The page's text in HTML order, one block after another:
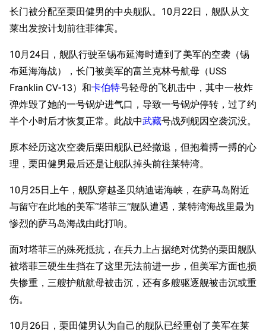
长门被分配至栗田健男的中央舰队。10月22日，舰队从文
莱出发按计划前往菲律宾。
10月24日，舰队行驶至锡布延海时遭到了美军的空袭（锡
布延海海战），长门被美军的富兰克林号航母（USS
Franklin CV-13）和卡伯特号轻母的飞机击中，其中一枚炸
弹炸毁了她的一号锅炉进气口，导致一号锅炉停转，过了约
半个小时后才恢复正常。此战中武藏号战列舰因空袭沉没。
原本经历这次空袭后栗田舰队已经撤退，但抱着搏一搏的心
理，栗田健男最后还是让舰队掉头前往莱特湾。
10月25日上午，舰队穿越圣贝纳迪诺海峡，在萨马岛附近
与留守在此地的美军“塔菲三”舰队遭遇，莱特湾海战里最为
惨烈的萨马岛海战由此打响。
面对塔菲三的殊死抵抗，在兵力上占据绝对优势的栗田舰队
被塔菲三硬生生挡在了这里无法前进一步，但美军方面也损
失惨重，三艘护航航母被击沉，还有多艘驱逐舰被击沉或重
伤。
10月26日，栗田健男认为自己的舰队已经重创了美军在莱